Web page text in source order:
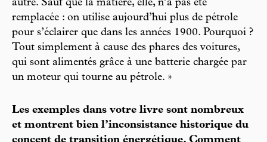
autre. Sauf que la matière, elle, n’a pas été
remplacée : on utilise aujourd’hui plus de pétrole
pour s’éclairer que dans les années 1900. Pourquoi ?
Tout simplement à cause des phares des voitures,
qui sont alimentés grâce à une batterie chargée par
un moteur qui tourne au pétrole. »
Les exemples dans votre livre sont nombreux
et montrent bien l’inconsistance historique du